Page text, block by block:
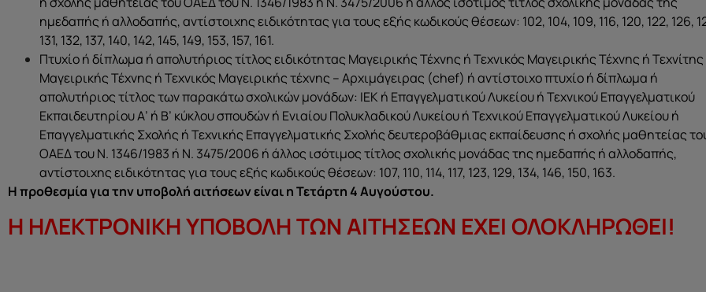
ημεδαπής ή αλλοδαπής, αντίστοιχης ειδικότητας για τους εξής κωδικούς θέσεων: 102, 104, 109, 116, 120, 122, 126,
131, 132, 137, 140, 142, 145, 149, 153, 157, 161.
Πτυχίο ή δίπλωμα ή απολυτήριος τίτλος ειδικότητας Μαγειρικής Τέχνης ή Τεχνικός Μαγειρικής Τέχνης ή Τεχνίτης
Μαγειρικής Τέχνης ή Τεχνικός Μαγειρικής τέχνης – Αρχιμάγειρας (chef) ή αντίστοιχο πτυχίο ή δίπλωμα ή
απολυτήριος τίτλος των παρακάτω σχολικών μονάδων: ΙΕΚ ή Επαγγελματικού Λυκείου ή Τεχνικού Επαγγελματικού
Εκπαιδευτηρίου Α’ ή Β’ κύκλου σπουδών ή Ενιαίου Πολυκλαδικού Λυκείου ή Τεχνικού Επαγγελματικού Λυκείου ή
Επαγγελματικής Σχολής ή Τεχνικής Επαγγελματικής Σχολής δευτεροβάθμιας εκπαίδευσης ή σχολής μαθητείας
ΟΑΕΔ του Ν. 1346/1983 ή Ν. 3475/2006 ή άλλος ισότιμος τίτλος σχολικής μονάδας της ημεδαπής ή αλλοδαπής,
αντίστοιχης ειδικότητας για τους εξής κωδικούς θέσεων: 107, 110, 114, 117, 123, 129, 134, 146, 150, 163.
Η προθεσμία για την υποβολή αιτήσεων είναι η Τετάρτη 4 Αυγούστου.
H ΗΛΕΚΤΡΟΝΙΚΗ ΥΠΟΒΟΛΗ ΤΩΝ ΑΙΤΗΣΕΩΝ ΕΧΕΙ ΟΛΟΚΛΗΡΩΘΕΙ!